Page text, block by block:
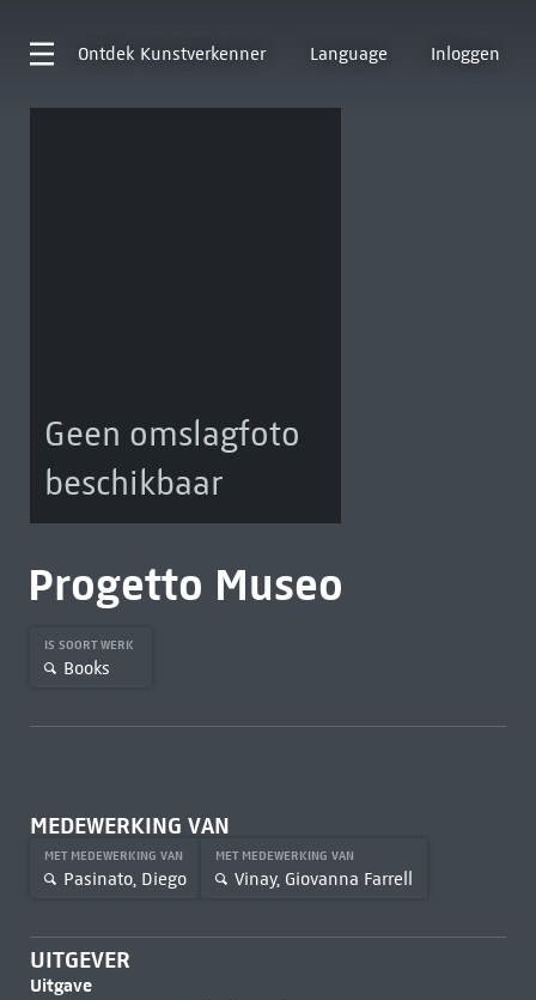
Ontdek Kunstverkenner Language Inloggen
Geen omslagfoto
beschikbaar
Progetto Museo
IS SOORT WERK
Books
MEDEWERKING VAN
MET MEDEWERKING VAN
Pasinato, Diego
MET MEDEWERKING VAN
Vinay, Giovanna Farrell
UITGEVER
Uitgave